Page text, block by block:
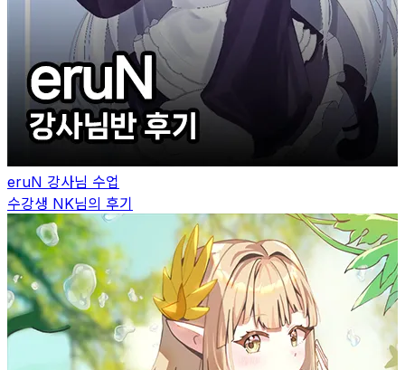
eruN 강사님 수업
수강생 NK님의 후기